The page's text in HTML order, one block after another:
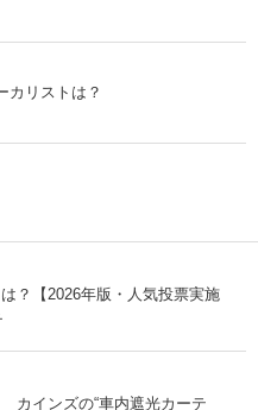
カリストは？
？【2026年版・人気投票実施
カインズの“車内遮光カーテ